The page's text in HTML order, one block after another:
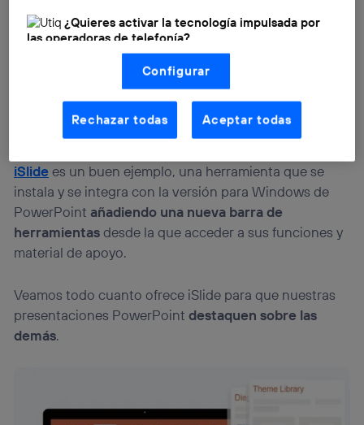
iSlidees un buen ejemplo, una herramienta que se
instala y se integra con la versión para Windows de
PowerPoint añadiendo una nueva barra de
herramientasdesde la que acceder a sus funciones y
material de apoyo.
Veamos todo cuanto ofrece iSlide para que nuestras
presentaciones PowerPointdestaquen sobre las
demás.
¿Quieres activar la tecnología impulsada por
las operadoras de telefonía?
Nosotros, Telefónica S.A., utilizamos la tecnología Utiq para
realizar nuestras acciones de marketing digital o análisis
(como se describe en este aviso de consentimiento)
basadas en tu navegación en nuestra(s) web(s)
aquí (solo cuando utilizas una conexión a
internet habilitada , proporcionada por una de las
operadoras de telefonía participantes, y otorgas tu
La tecnología Utiq está diseñada con la privacidad como
prioridad ofreciéndote elección y control.
La tecnología utiliza un identificador cifrado creado por tu
operadora de telefonía, utilizando tu dirección IP y otra
información de la cuenta de cliente de
telecomunicaciones vinculada a la conexión que utilizas
Este identificador se asigna a la conexión de internet, por
lo que cualquier persona que conecte su dispositivo y
consienta el uso de la tecnología recibirá el mismo
identificador. Típicamente:
actividades de navegación de los miembros del hogar
que hayan dado su consentimiento.
Configurar
Rechazar todas Aceptar todas